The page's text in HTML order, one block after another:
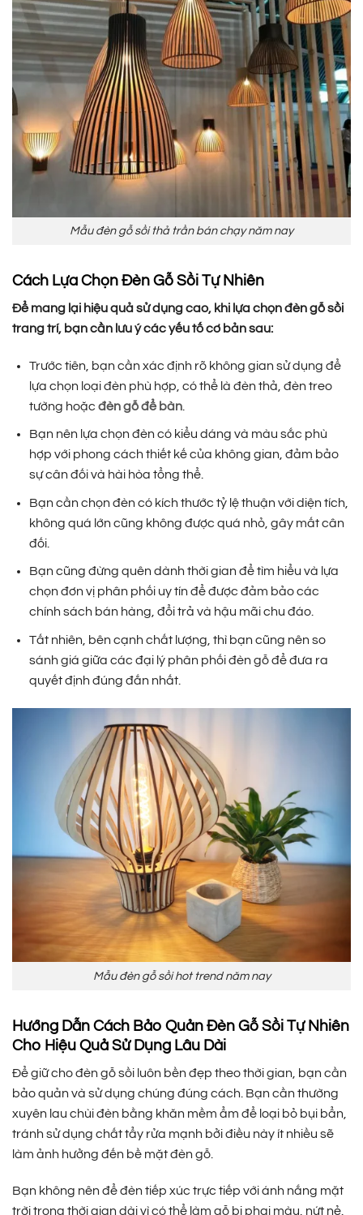
Mẫu đèn gỗ sồi thả trần bán chạy năm nay
Cách Lựa Chọn Đèn Gỗ Sồi Tự Nhiên
Để mang lại hiệu quả sử dụng cao, khi lựa chọn đèn gỗ sồi
trang trí, bạn cần lưu ý các yếu tố cơ bản sau:
Trước tiên, bạn cần xác định rõ không gian sử dụng để
lựa chọn loại đèn phù hợp, có thể là đèn thả, đèn treo
tường hoặc đèn gỗ để bàn.
Bạn nên lựa chọn đèn có kiểu dáng và màu sắc phù
hợp với phong cách thiết kế của không gian, đảm bảo
sự cân đối và hài hòa tổng thể.
Bạn cần chọn đèn có kích thước tỷ lệ thuận với diện tích,
không quá lớn cũng không được quá nhỏ, gây mất cân
đối.
Bạn cũng đừng quên dành thời gian để tìm hiểu và lựa
chọn đơn vị phân phối uy tín để được đảm bảo các
chính sách bán hàng, đổi trả và hậu mãi chu đáo.
Tất nhiên, bên cạnh chất lượng, thì bạn cũng nên so
sánh giá giữa các đại lý phân phối đèn gỗ để đưa ra
quyết định đúng đắn nhất.
Mẫu đèn gỗ sồi hot trend năm nay
Hướng Dẫn Cách Bảo Quản Đèn Gỗ Sồi Tự Nhiên
Cho Hiệu Quả Sử Dụng Lâu Dài
Để giữ cho đèn gỗ sồi luôn bền đẹp theo thời gian, bạn cần
bảo quản và sử dụng chúng đúng cách. Bạn cần thường
xuyên lau chùi đèn bằng khăn mềm ẩm để loại bỏ bụi bẩn,
tránh sử dụng chất tẩy rửa mạnh bởi điều này ít nhiều sẽ
làm ảnh hưởng đến bề mặt đèn gỗ.
Bạn không nên để đèn tiếp xúc trực tiếp với ánh nắng mặt
trời trong thời gian dài vì có thể làm gỗ bị phai màu, nứt nẻ.